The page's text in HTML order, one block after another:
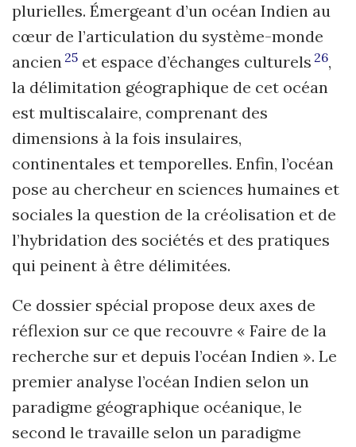
plurielles. Émergeant d’un océan Indien au
cœur de l’articulation du système-monde
ancien 25 et espace d’échanges culturels 26,
la délimitation géographique de cet océan
est multiscalaire, comprenant des
dimensions à la fois insulaires,
continentales et temporelles. Enfin, l’océan
pose au chercheur en sciences humaines et
sociales la question de la créolisation et de
l’hybridation des sociétés et des pratiques
qui peinent à être délimitées.
Ce dossier spécial propose deux axes de
réflexion sur ce que recouvre « Faire de la
recherche sur et depuis l’océan Indien ». Le
premier analyse l’océan Indien selon un
paradigme géographique océanique, le
second le travaille selon un paradigme